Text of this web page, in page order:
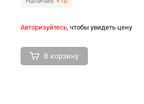
Авторизуйтесь, чтобы увидеть цену
В корзину